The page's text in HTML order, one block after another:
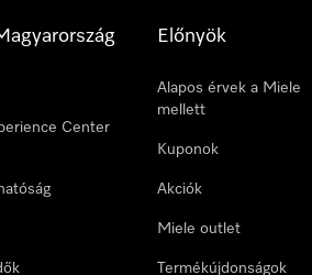
Center
Előnyök
Alapos érvek a Miele
mellett
Kuponok
Akciók
Miele outlet
Termékújdonságok